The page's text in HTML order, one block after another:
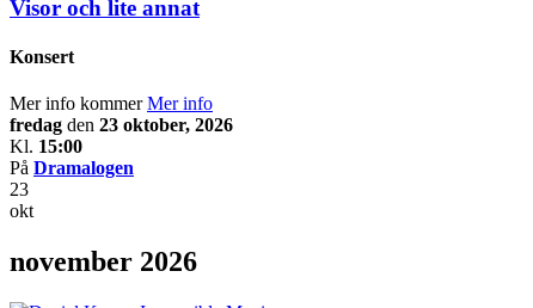
Visor och lite annat
Konsert
Mer info kommerMer info
fredag den 23 oktober, 2026
Kl. 15:00
På Dramalogen
23
okt
november 2026